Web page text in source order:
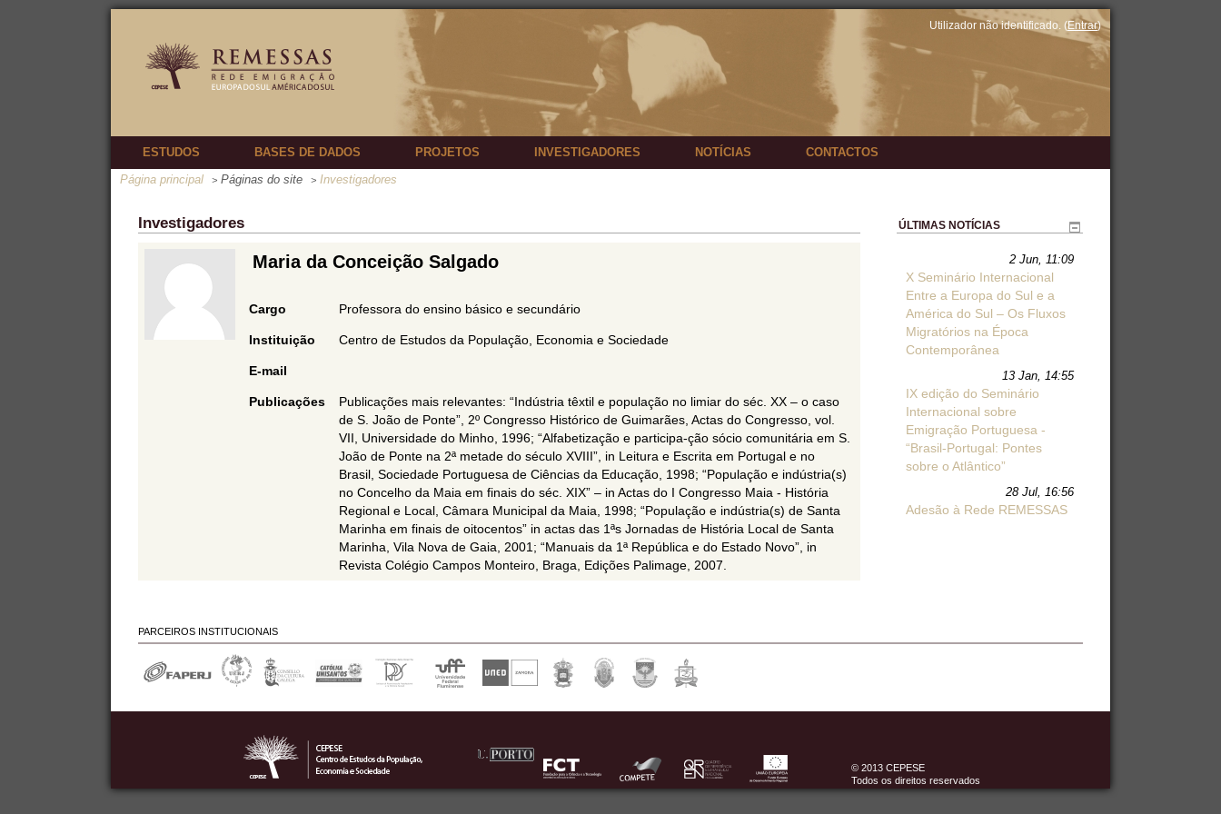
Utilizador não identificado. (Entrar)
ESTUDOS BASES DE DADOS PROJETOS INVESTIGADORES NOTÍCIAS
CONTACTOS
Página principal
> Páginas do site > Investigadores
Investigadores
Maria da Conceição Salgado
Cargo Professora do ensino básico e secundário
Instituição Centro de Estudos da População, Economia e Sociedade
E-mail
Publicações
Publicações mais relevantes: “Indústria têxtil e população no limiar do séc. XX – o caso
de S. João de Ponte”, 2º Congresso Histórico de Guimarães, Actas do Congresso, vol.
VII, Universidade do Minho, 1996; “Alfabetização e participa-ção sócio comunitária em S.
João de Ponte na 2ª metade do século XVIII”, in Leitura e Escrita em Portugal e no
Brasil, Sociedade Portuguesa de Ciências da Educação, 1998; “População e indústria(s)
no Concelho da Maia em finais do séc. XIX” – in Actas do I Congresso Maia - História
Regional e Local, Câmara Municipal da Maia, 1998; “População e indústria(s) de Santa
Marinha em finais de oitocentos” in actas das 1ªs Jornadas de História Local de Santa
Marinha, Vila Nova de Gaia, 2001; “Manuais da 1ª República e do Estado Novo”, in
Revista Colégio Campos Monteiro, Braga, Edições Palimage, 2007.
ÚLTIMAS NOTÍCIAS
2 Jun, 11:09
X Seminário Internacional
Entre a Europa do Sul e a
América do Sul – Os Fluxos
Migratórios na Época
Contemporânea
13 Jan, 14:55
IX edição do Seminário
Internacional sobre
Emigração Portuguesa -
“Brasil-Portugal: Pontes
sobre o Atlântico”
28 Jul, 16:56
Adesão à Rede REMESSAS
PARCEIROS INSTITUCIONAIS
© 2013 CEPESE
Todos os direitos reservados